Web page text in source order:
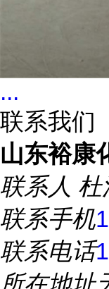
...
联系我们
山东裕康
联系人 杜
联系手机
联系电话
所在地址